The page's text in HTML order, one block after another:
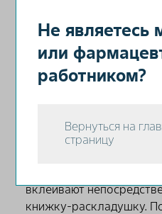
Не являетесь
или
работником?
Вернуться на
страницу
Вспомогательные
содержат кальция
(микронизированного)
По 24 таблетки с
веществ и 4
таблетки помещают в
упаковку (блистер) из
– PVC-PE-EVOH-PE-
вклеивают
книжку-раскладушку.